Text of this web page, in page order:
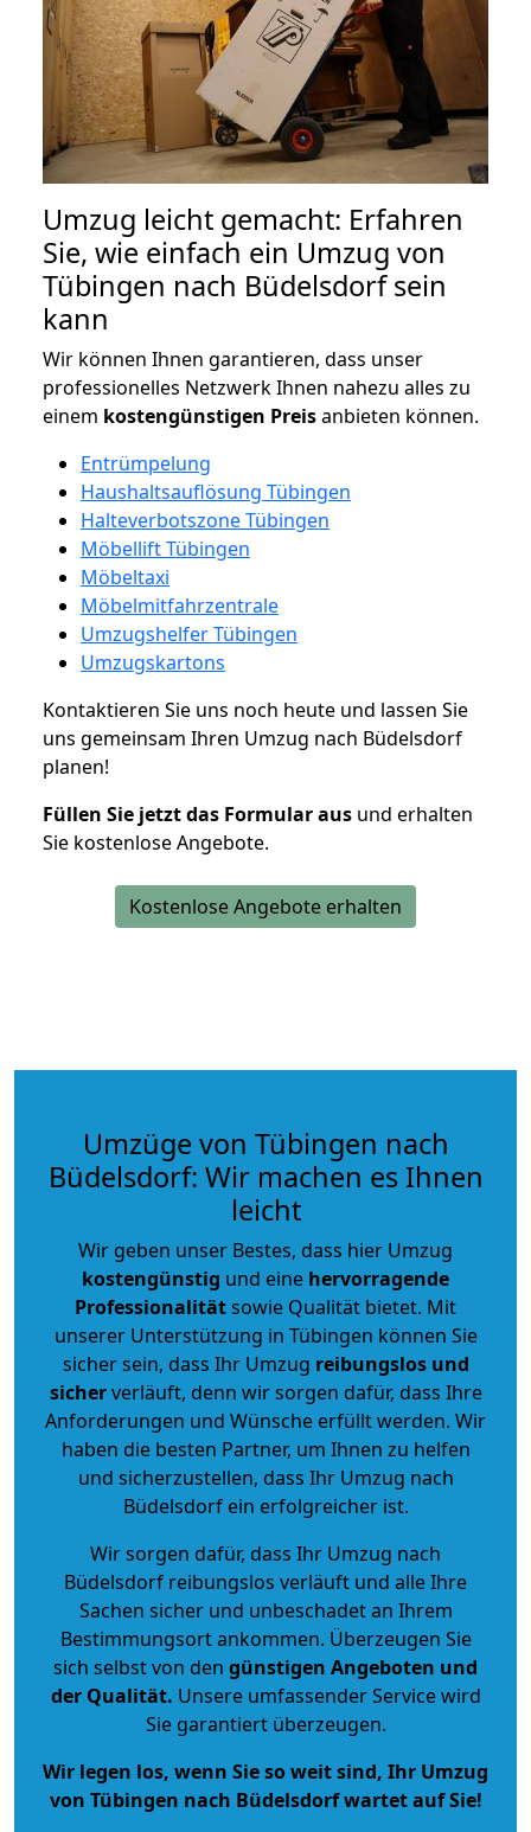
Umzug leicht gemacht: Erfahren
Sie, wie einfach ein Umzug von
Tübingen nach Büdelsdorf sein
kann
Wir können Ihnen garantieren, dass unser
professionelles Netzwerk Ihnen nahezu alles zu
einem kostengünstigen Preisanbieten können.
Entrümpelung
Haushaltsauflösung Tübingen
Halteverbotszone Tübingen
Möbellift Tübingen
Möbeltaxi
Möbelmitfahrzentrale
Umzugshelfer Tübingen
Umzugskartons
Kontaktieren Sie uns noch heute und lassen Sie
uns gemeinsam Ihren Umzug nach Büdelsdorf
planen!
Füllen Sie jetzt das Formular aus und erhalten
Sie kostenlose Angebote.
Kostenlose Angebote erhalten
Umzüge von Tübingen nach
Büdelsdorf: Wir machen es Ihnen
leicht
Wir geben unser Bestes, dass hier Umzug
kostengünstig und eine hervorragende
Professionalitätsowie Qualität bietet. Mit
unserer Unterstützung in Tübingen können Sie
sicher sein, dass Ihr Umzug reibungslos und
sicherverläuft, denn wir sorgen dafür, dass Ihre
Anforderungen und Wünsche erfüllt werden. Wir
haben die besten Partner, um Ihnen zu helfen
und sicherzustellen, dass Ihr Umzug nach
Büdelsdorf ein erfolgreicher ist.
Wir sorgen dafür, dass Ihr Umzug nach
Büdelsdorf reibungslos verläuft und alle Ihre
Sachen sicher und unbeschadet an Ihrem
Bestimmungsort ankommen. Überzeugen Sie
sich selbst von den günstigen Angeboten und
der Qualität. Unsere umfassender Service wird
Sie garantiert überzeugen.
Wir legen los, wenn Sie so weit sind, Ihr Umzug
von Tübingen nach Büdelsdorf wartet auf Sie!